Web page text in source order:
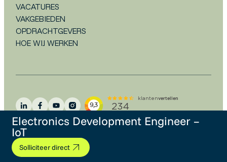
Electronics Development Engineer –
IoT
Solliciteer direct
VACATURES
VAKGEBIEDEN
OPDRACHTGEVERS
HOE WIJ WERKEN
Algemene voorwaarden
Cookieverklaring
FAQ